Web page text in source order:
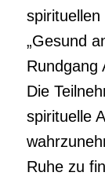
„Gesund
Rundgang
Die
spirituelle
Ruhe zu